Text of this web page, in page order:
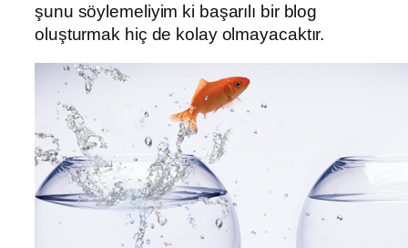
şunu söylemeliyim ki başarılı bir blog
oluşturmak hiç de kolay olmayacaktır.